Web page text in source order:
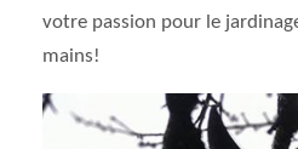
votre passion pour le
mains!